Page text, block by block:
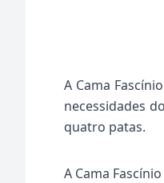
A Cama
necessidades
quatro patas.
A Cama